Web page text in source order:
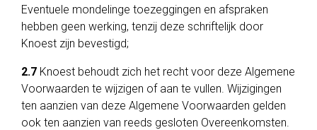
Eventuele mondelinge toezeggingen en afspraken
hebben geen werking, tenzij deze schriftelijk door
Knoest zijn bevestigd;
2.7 Knoest behoudt zich het recht voor deze Algemene
Voorwaarden te wijzigen of aan te vullen. Wijzigingen
ten aanzien van deze Algemene Voorwaarden gelden
ook ten aanzien van reeds gesloten Overeenkomsten.